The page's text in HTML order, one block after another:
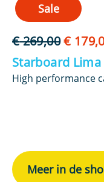
Sale
€269,00
prijs
was:
€
Starboard Lima
High performance
Meer in de